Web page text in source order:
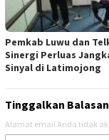
Pemkab Luwu dan
Sinergi Perluas
Sinyal di Latimojong
Tinggalkan Balasan
Alamat email Anda tidak